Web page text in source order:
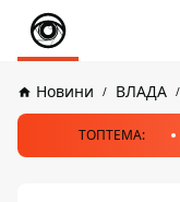
Новини ВЛАДА
ТОПТЕМА: